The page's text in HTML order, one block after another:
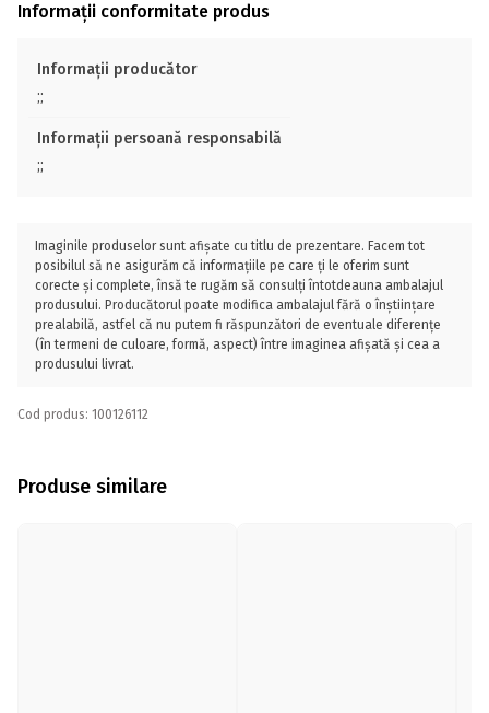
Informații conformitate produs
Informații producător
;;
Informații persoană responsabilă
;;
Imaginile produselor sunt afișate cu titlu de prezentare. Facem tot
posibilul să ne asigurăm că informațiile pe care ți le oferim sunt
corecte și complete, însă te rugăm să consulți întotdeauna ambalajul
produsului. Producătorul poate modifica ambalajul fără o înștiințare
prealabilă, astfel că nu putem fi răspunzători de eventuale diferențe
(în termeni de culoare, formă, aspect) între imaginea afișată și cea a
produsului livrat.
Cod produs: 100126112
Produse similare